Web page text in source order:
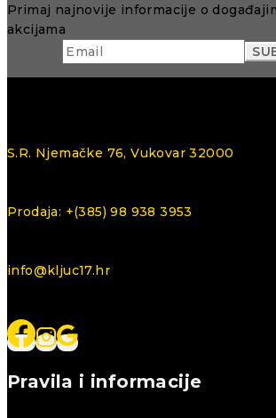
Primaj najnovije informacije o
akcijama
S.R. Njemačke 76, Vukovar 32000
Prodaja: +(385) 98 938 3953
info@kljuc17.hr
Pravila i informacije